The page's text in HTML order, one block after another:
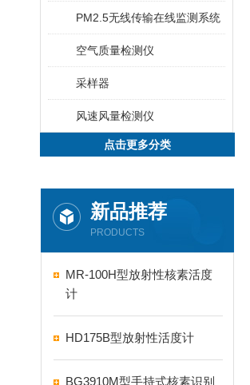
PM2.5无线传输在线监测系统
空气质量检测仪
采样器
风速风量检测仪
点击更多分类
新品推荐
PRODUCTS
MR-100H型放射性核素活度
计
HD175B型放射性活度计
BG3910M型手持式核素识别